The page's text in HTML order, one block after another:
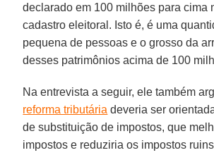
declarado em 100 milhões para cima
cadastro eleitoral. Isto é, é uma
pequena de pessoas e o grosso da
desses patrimônios acima de 100
Na entrevista a seguir, ele também
reforma tributária deveria ser
de substituição de impostos, que
impostos e reduziria os impostos